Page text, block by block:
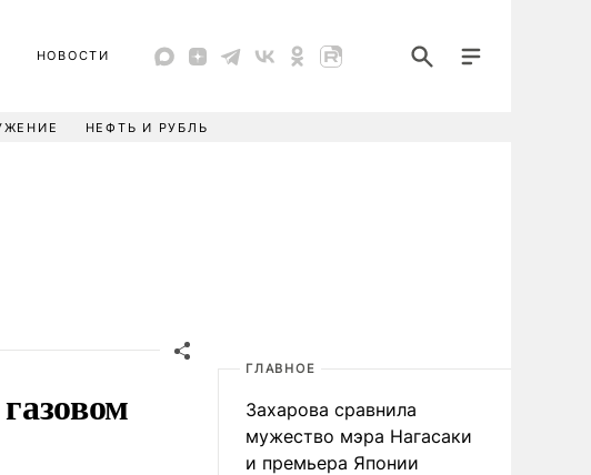
НОВОСТИ
НЕФТЬ И РУБЛЬ
ГЛАВНОЕ
Захарова сравнила
мужество мэра Нагасаки
и премьера Японии